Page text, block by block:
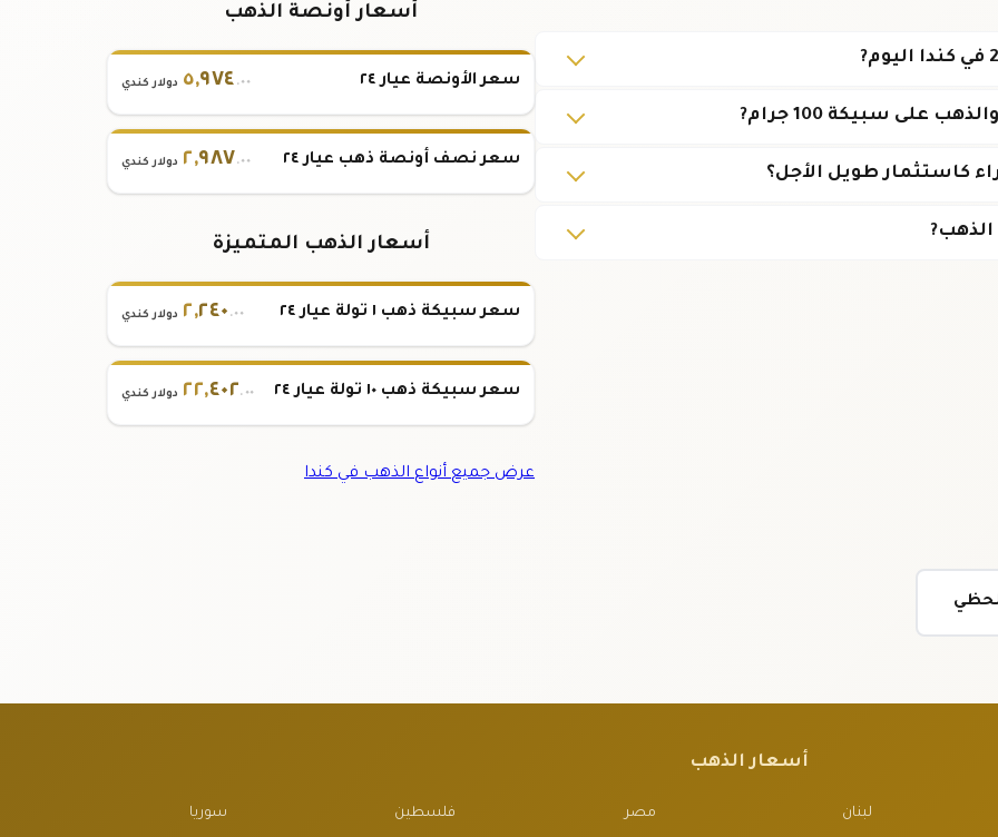
على سبيكة 100 جرام?
أسعار أونصة الذهب
سعر الأونصة عيار ٢٤ ٥,٩٧٤ .٠٠ دولار كندي
سعر نصف أونصة ذهب عيار ٢٤ ٢,٩٨٧ .٠٠ دولار كندي
أسعار الذهب المتميزة
سعر سبيكة ذهب ١ تولة عيار ٢٤ ٢,٢٤٠ .٠٠ دولار كندي
سعر سبيكة ذهب ١٠ تولة عيار ٢٤ ٢٢,٤٠٢.٠٠ دولار كندي
عرض جميع أنواع الذهب في كندا
أسعار الذهب
لبنان مصر فلسطين سوريا